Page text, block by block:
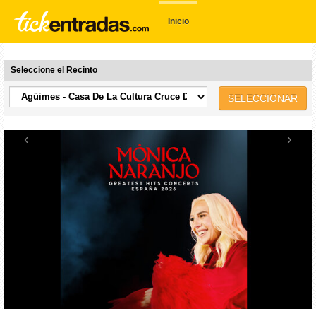
Inicio
Seleccione el Recinto
SELECCIONAR
‹ ›